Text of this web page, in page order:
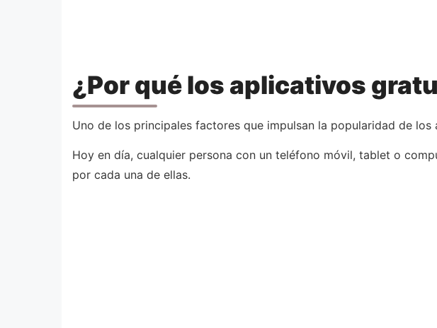
¿Por qué los aplicativos
Uno de los principales factores que impulsan la popularidad de
Hoy en día, cualquier persona con un teléfono móvil, tablet o
por cada una de ellas.